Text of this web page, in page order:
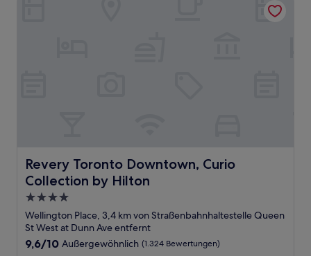
Revery Toronto Downtown, Curio
Collection by Hilton
Revery Toronto Downtown, Curio Collection by Hilton
4.0-
Sterne-
Unterkunft
Wellington Place, 3,4 km von Straßenbahnhaltestelle Queen
St West at Dunn Ave entfernt
9.6
9,6/10 Außergewöhnlich (1.324 Bewertungen)